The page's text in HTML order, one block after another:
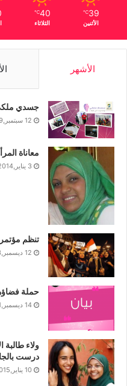
39
℃
الأثنين
40
℃
الثلاثاء
الأشهر
جسدي ملكي
12 سبتمبر,2019
معاناة
3 يناير,2014
تنظم
12 ديسمبر,2013
حملة
14 ديسمبر,2021
ولاء طالبة
درست
10 يناير,2015